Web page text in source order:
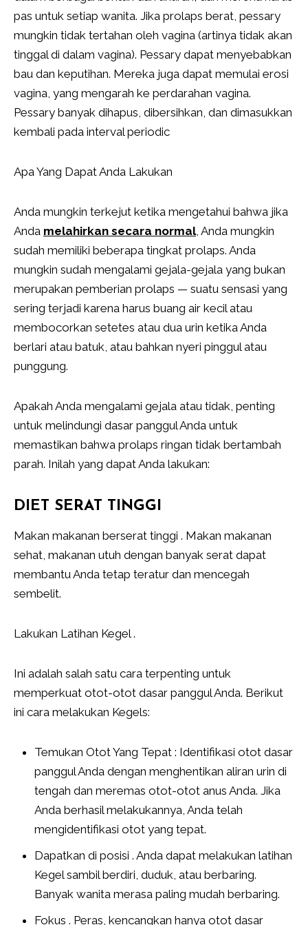
pas untuk setiap wanita. Jika prolaps berat, pessary
mungkin tidak tertahan oleh vagina (artinya tidak akan
tinggal di dalam vagina). Pessary dapat menyebabkan
bau dan keputihan. Mereka juga dapat memulai erosi
vagina, yang mengarah ke perdarahan vagina.
Pessary banyak dihapus, dibersihkan, dan dimasukkan
kembali pada interval periodic
Apa Yang Dapat Anda Lakukan
Anda mungkin terkejut ketika mengetahui bahwa jika
Anda melahirkan secara normal, Anda mungkin
sudah memiliki beberapa tingkat prolaps. Anda
mungkin sudah mengalami gejala-gejala yang bukan
merupakan pemberian prolaps — suatu sensasi yang
sering terjadi karena harus buang air kecil atau
membocorkan setetes atau dua urin ketika Anda
berlari atau batuk, atau bahkan nyeri pinggul atau
punggung.
Apakah Anda mengalami gejala atau tidak, penting
untuk melindungi dasar panggul Anda untuk
memastikan bahwa prolaps ringan tidak bertambah
parah. Inilah yang dapat Anda lakukan:
DIET SERAT TINGGI
Makan makanan berserat tinggi . Makan makanan
sehat, makanan utuh dengan banyak serat dapat
membantu Anda tetap teratur dan mencegah
sembelit.
Lakukan Latihan Kegel .
Ini adalah salah satu cara terpenting untuk
memperkuat otot-otot dasar panggul Anda. Berikut
ini cara melakukan Kegels:
Temukan Otot Yang Tepat : Identifikasi otot dasar
panggul Anda dengan menghentikan aliran urin di
tengah dan meremas otot-otot anus Anda. Jika
Anda berhasil melakukannya, Anda telah
mengidentifikasi otot yang tepat.
Dapatkan di posisi . Anda dapat melakukan latihan
Kegel sambil berdiri, duduk, atau berbaring.
Banyak wanita merasa paling mudah berbaring.
Fokus . Peras, kencangkan hanya otot dasar